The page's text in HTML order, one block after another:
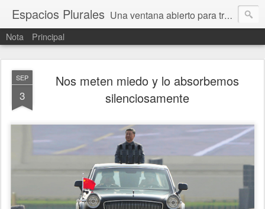
Espacios Plurales Una ventana abierto para tratar problemas que nos afectan a todxs. Temas sociales, educación, cultura, economía, política, derechos, calidad de vida. Estamos gobernados, pero queremos una calidad mayor en la política.
Nota Principal
SEP
3
Nos meten miedo y lo absorbemos
silenciosamente